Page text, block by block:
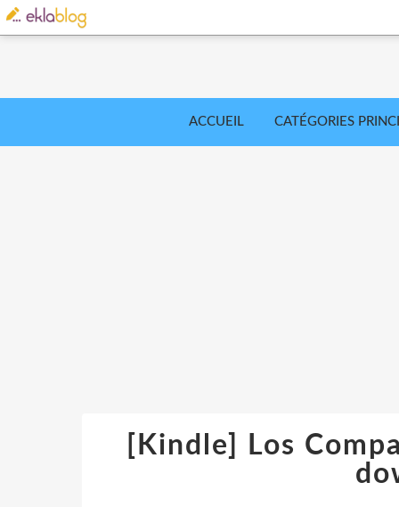
ACCUEIL CATÉGORIES
[Kindle] Los